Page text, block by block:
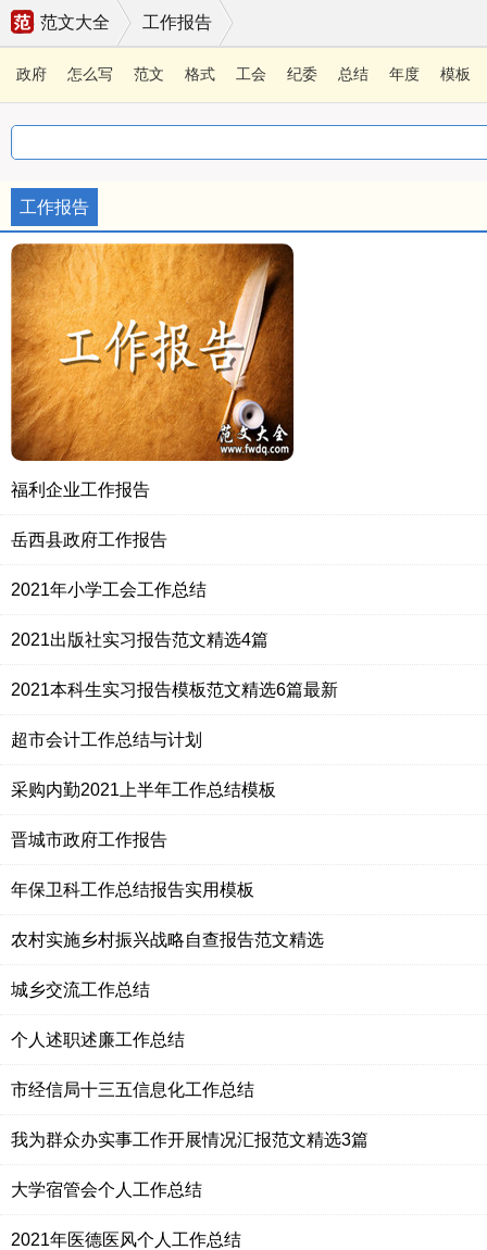
范文大全 工作报告
政府 怎么写 范文 格式 工会 纪委 总结 年度 模板
工作报告
福利企业工作报告
岳西县政府工作报告
2021年小学工会工作总结
2021出版社实习报告范文精选4篇
2021本科生实习报告模板范文精选6篇最新
超市会计工作总结与计划
采购内勤2021上半年工作总结模板
晋城市政府工作报告
年保卫科工作总结报告实用模板
农村实施乡村振兴战略自查报告范文精选
城乡交流工作总结
个人述职述廉工作总结
市经信局十三五信息化工作总结
我为群众办实事工作开展情况汇报范文精选3篇
大学宿管会个人工作总结
2021年医德医风个人工作总结